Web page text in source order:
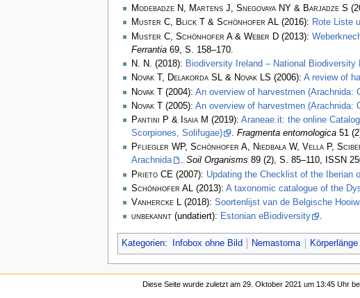
Modebadze N, Martens J, Snegovaya NY & Barjadze S
Muster C, Blick T & Schönhofer AL(2016): Rote Liste
Muster C, Schönhofer A & Weber D(2013):
Ferrantia69, S. 158–170.
N. N. (2018): Biodiversity Ireland – National Biodiversity
Novak T, Delakorda SL & Novak LS (2006): A review of
Novak T(2004): An overview of harvestmen (Arachnida:
Novak T(2005): An overview of harvestmen (Arachnida:
Pantini P & Isaia M (2019): Araneae.it: the online
Scorpiones, Solifugae)
. Fragmenta entomologica51
Pfliegler WP, Schönhofer A, Niedbała W, Vella P,
Arachnida
. Soil Organisms 89 (2), S. 85–110, ISSN
Prieto CE (2007): Updating the Checklist of the Iberian
Schönhofer AL(2013): A taxonomic catalogue of the
Vanhercke L(2018): Soortenlijst van de Belgische
unbekannt(undatiert): Estonian eBiodiversity .
Kategorien: Infobox ohne Bild Nemastoma
Diese Seite wurde zuletzt am 29. Oktober 2021 um 13:45 Uhr